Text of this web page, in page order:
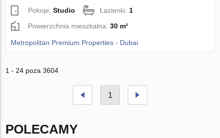
Pokoje:Studio Łazienki:1
Powierzchnia mieszkalna:30 m²
Metropolitan Premium Properties - Dubai
1 - 24 poza 3604
1
POLECAMY